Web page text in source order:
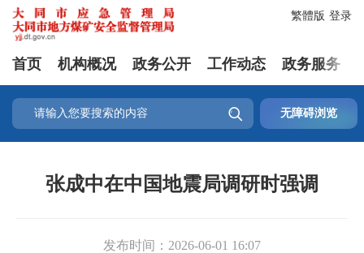
登录
繁體版
首页 机构概况 政务公开 工作动态 政务服务
 无障碍浏览
张成中在中国地震局调研时强调
发布时间： 2026-06-01 16:07